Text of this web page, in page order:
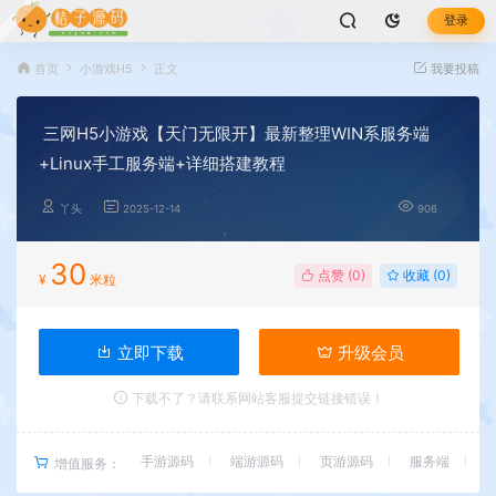
登录
首页 小游戏H5 正文 我要投稿
三网H5小游戏【天门无限开】最新整理WIN系服务端
+Linux手工服务端+详细搭建教程
丫头 2025-12-14 906
¥ 30 米粒 点赞 (0) 收藏 (0)
立即下载 升级会员
下载不了？请联系网站客服提交链接错误！
增值服务： 手游源码 端游源码 页游源码 服务端